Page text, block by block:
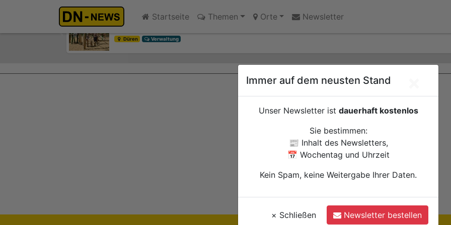
Startseite Themen Orte Newsletter
Kinder- und Jugendsprecherinnen des Jugendheims engagieren sich für Echtz
Düren
Verwaltung
Previous
Ihre Anzeige hier?
Immer auf dem neusten Stand
Unser Newsletter ist dauerhaft kostenlos
Sie bestimmen:
📰 Inhalt des Newsletters,
📅 Wochentag und Uhrzeit
Kein Spam, keine Weitergabe Ihrer Daten.
× Schließen Newsletter bestellen